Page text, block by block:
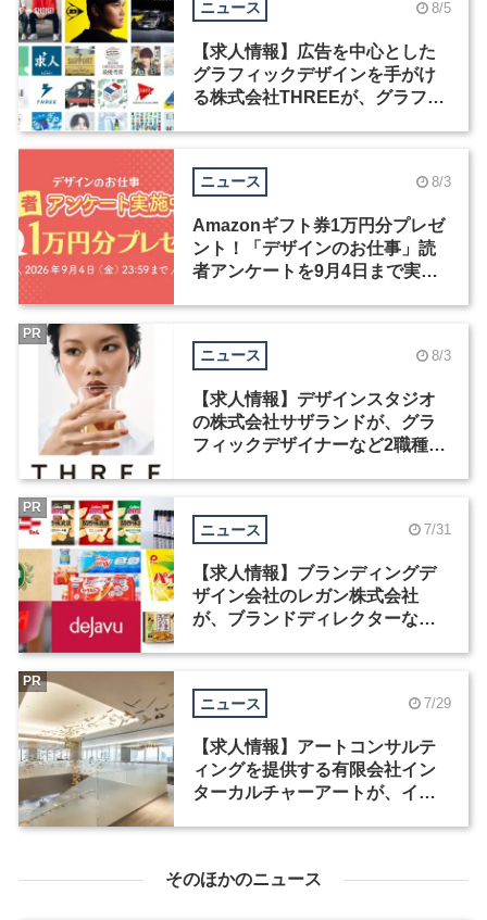
ニュース 8/5
【求人情報】広告を中心とした
グラフィックデザインを手がけ
る株式会社THREEが、グラフィ
ニュース 8/3
Amazonギフト券1万円分プレゼ
ント！「デザインのお仕事」読
者アンケートを9月4日まで実施
ニュース 8/3
【求人情報】デザインスタジオ
の株式会社サザランドが、グラ
フィックデザイナーなど2職種を
PR
ニュース 7/31
【求人情報】ブランディングデ
ザイン会社のレガン株式会社
が、ブランドディレクターなど3
PR
ニュース 7/29
【求人情報】アートコンサルテ
ィングを提供する有限会社イン
ターカルチャーアートが、イン
PR
そのほかのニュース